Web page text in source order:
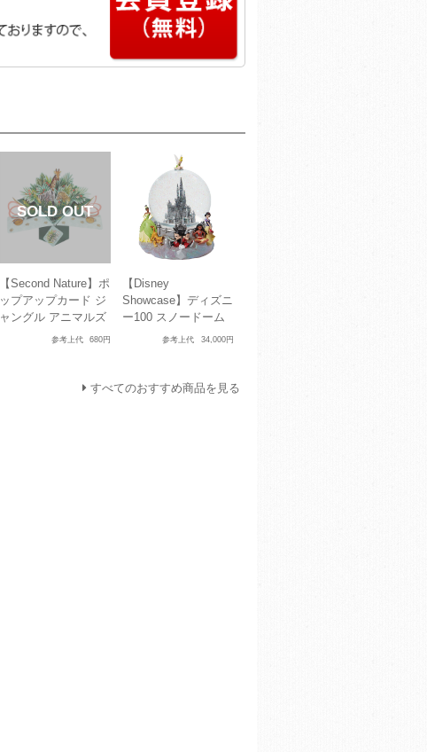
【Second Nature】ポ
ップアップカード ジ
ャングル アニマルズ
参考上代 680円
【Disney
Showcase】ディズニ
ー100 スノードーム
参考上代 34,000円
すべてのおすすめ商品を見る